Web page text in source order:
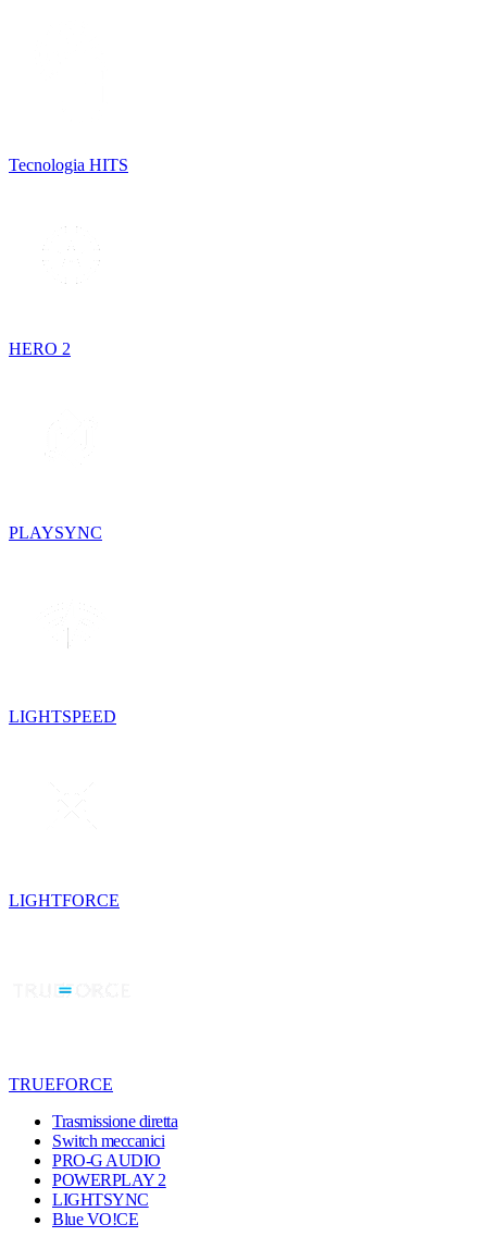
Tecnologia HITS
HERO 2
PLAYSYNC
LIGHTSPEED
LIGHTFORCE
TRUEFORCE
Trasmissione diretta
Switch meccanici
PRO-G AUDIO
POWERPLAY 2
LIGHTSYNC
Blue VO!CE